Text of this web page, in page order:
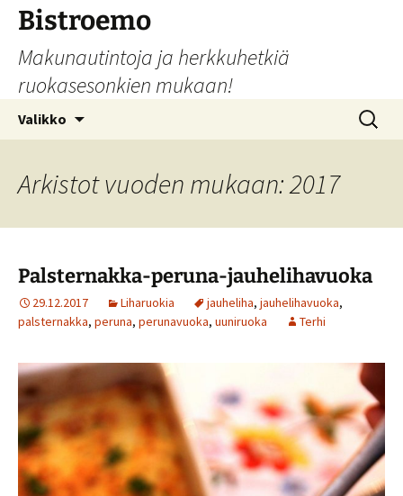
Siirry
sisältöön
Bistroemo
Makunautintoja ja herkkuhetkiä
ruokasesonkien mukaan!
Valikko Haku:
Arkistot vuoden mukaan: 2017
Palsternakka-peruna-jauhelihavuoka
29.12.2017 Liharuokia jauheliha, jauhelihavuoka,
palsternakka, peruna, perunavuoka, uuniruoka Terhi